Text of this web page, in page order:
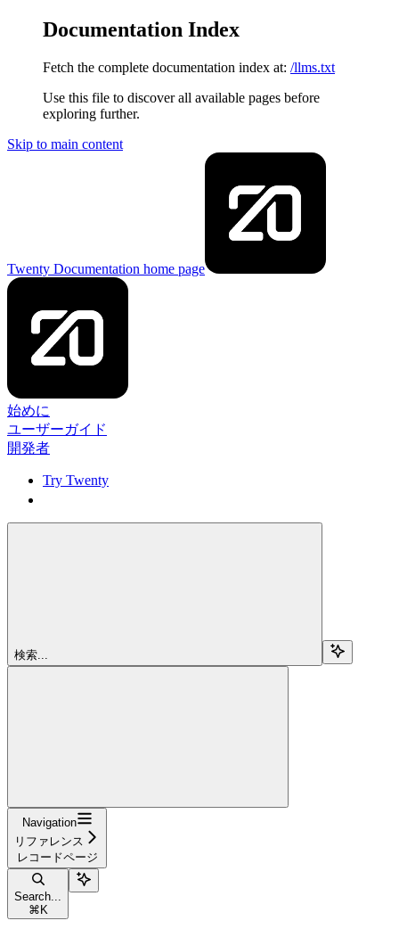
Documentation Index
Fetch the complete documentation index at: /llms.txt
Use this file to discover all available pages before
exploring further.
Skip to main content
Twenty Documentation home page
始めに
ユーザーガイド
開発者
Try Twenty
検索...
Navigation
リファレンス
レコードページ
Search...
⌘ K